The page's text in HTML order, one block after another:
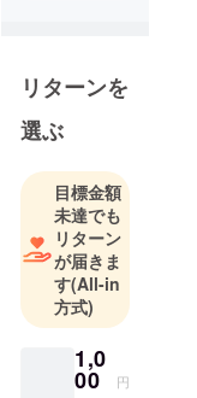
リターンを
選ぶ
目標金額
未達でも
リターン
が届きま
す(All-in
方式)
1,0
00 円